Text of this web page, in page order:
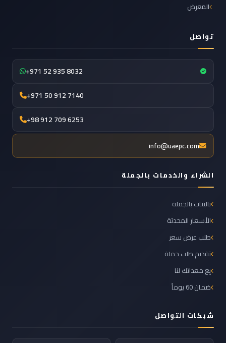
المعرض
تواصل
+971 52 935 8032
+971 50 912 7140
+98 912 709 6253
info@uaepc.com
الشراء والخدمات بالجملة
باليتات بالجملة
الأسعار المحدثة
طلب عرض سعر
تقديم طلب جملة
بِع معداتك لنا
ضمان 60 يوماً
شبكات التواصل